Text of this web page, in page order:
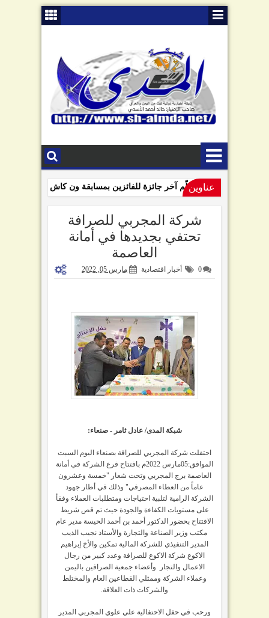
عناوين 1:35 PM ون كاش تسلّم آخر جائزة للفائزين بمسابقة ون كاش
شركة المجربي للصرافة
تحتفي بجديدها في أمانة
العاصمة
0 أخبار اقتصادية مارس 05, 2022
شبكة المدى/ عادل ثامر - صنعاء:
احتفلت شركة المجربي للصرافة بصنعاء اليوم السبت
الموافق:05مارس 2022م بافتتاح فرع الشركة في أمانة
العاصمة برج المجربي وتحت شعار "خمسة وعشرون
عاماً من العطاء المصرفي" وذلك في أطار جهود
الشركة الرامية لتلبية احتياجات ومتطلبات العملاء وفقأ
على مستويات الكفاءة والجودة حيث تم قص شريط
الافتتاح بحضور الدكتور أحمد بن أحمد الحيسة مدير عام
مكتب وزير الصناعة والتجارة والأستاذ نجيب الذيب
المدير التنفيذي للشركة المالية تمكين والأخ إبراهيم
الاكوع شركة الاكوع للصرافة وعدد كبير من رجال
الاعمال والتجار وأعضاء جمعية الصرافين باليمن
وعملاء الشركة وممثلي القطاعين العام والمختلط
والشركات ذات العلاقة.
ورحب في حفل الاحتفالية علي علوي المجربي المدير